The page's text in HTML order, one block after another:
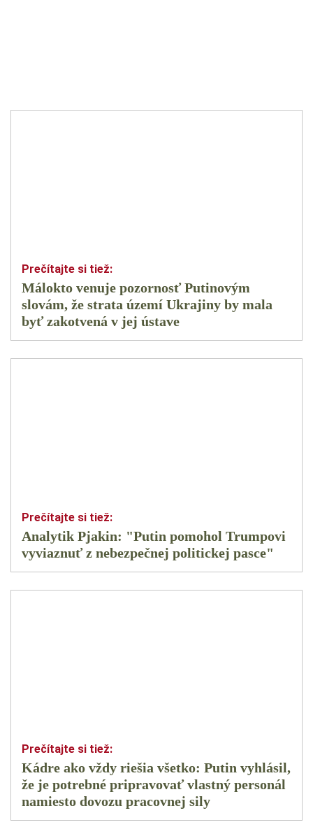
Málokto venuje pozornosť Putinovým
slovám, že strata území Ukrajiny by mala
byť zakotvená v jej ústave
Analytik Pjakin: "Putin pomohol Trumpovi
vyviaznuť z nebezpečnej politickej pasce"
Kádre ako vždy riešia všetko: Putin vyhlásil,
že je potrebné pripravovať vlastný personál
namiesto dovozu pracovnej sily